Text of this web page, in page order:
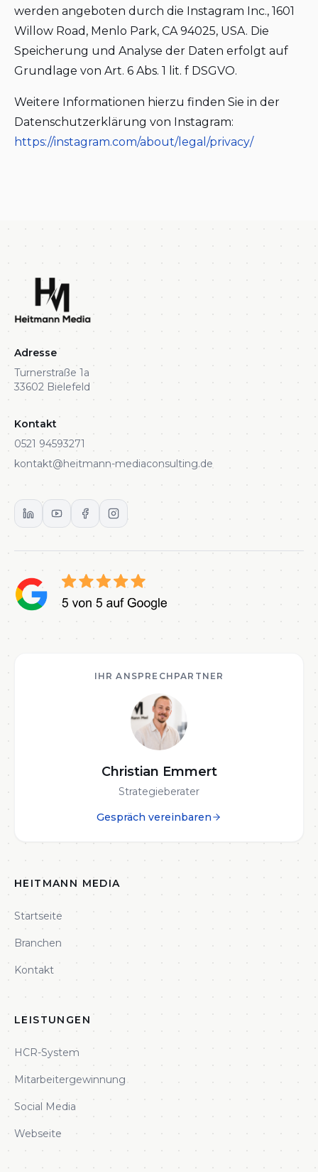
werden angeboten durch die Instagram Inc., 1601
Willow Road, Menlo Park, CA 94025, USA. Die
Speicherung und Analyse der Daten erfolgt auf
Grundlage von Art. 6 Abs. 1 lit. f DSGVO.
Weitere Informationen hierzu finden Sie in der
Datenschutzerklärung von Instagram:
https://instagram.com/about/legal/privacy/
Adresse
Turnerstraße 1a
33602 Bielefeld
Kontakt
0521 94593271
kontakt@heitmann-mediaconsulting.de
IHR ANSPRECHPARTNER
Christian Emmert
Strategieberater
Gespräch vereinbaren
HEITMANN MEDIA
Startseite
Branchen
Kontakt
LEISTUNGEN
HCR-System
Mitarbeitergewinnung
Social Media
Webseite